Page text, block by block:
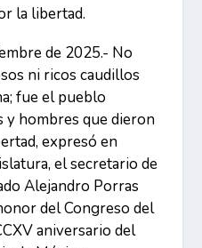
la libertad.
de 2025.- No
ni ricos caudillos
fue el pueblo
hombres que dieron
expresó en
el secretario de
Alejandro Porras
del Congreso del
aniversario del